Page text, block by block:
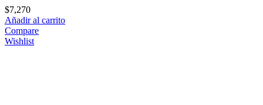
$7,270
Añadir al carrito
Compare
Wishlist